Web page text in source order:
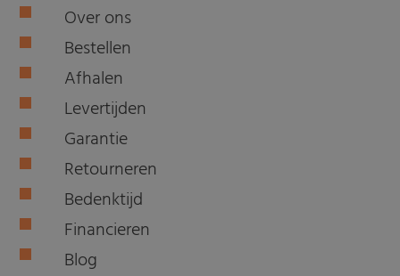
Over ons
Bestellen
Afhalen
Levertijden
Garantie
Retourneren
Bedenktijd
Financieren
Blog